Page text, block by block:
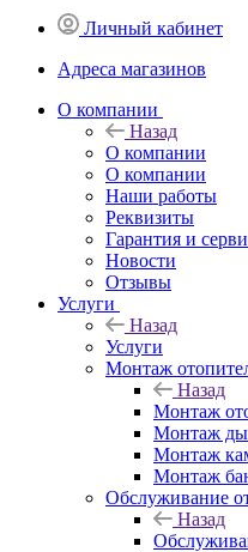
Личный кабинет
Адреса магазинов
O компании
Назад
O компании
О компании
Наши работы
Реквизиты
Гарантия и
Новости
Отзывы
Услуги
Назад
Услуги
Монтаж
Назад
Монтаж
Монтаж
Монтаж
Монтаж
Обслуживание
Назад